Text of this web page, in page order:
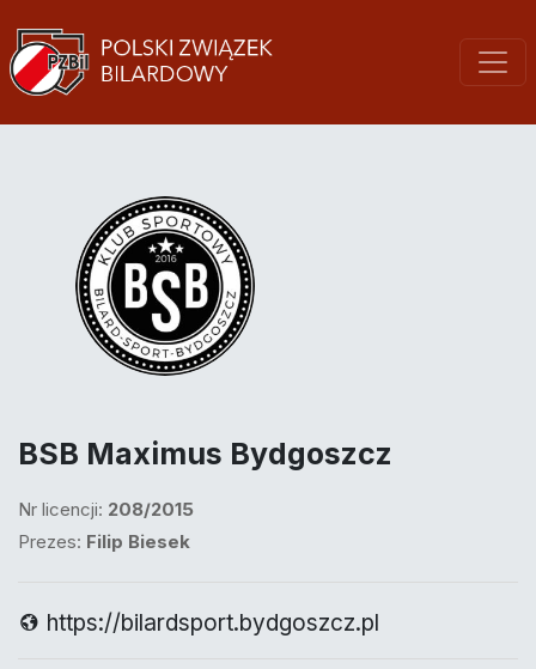
BSB Maximus Bydgoszcz
Nr licencji: 208/2015
Prezes: Filip Biesek
https://bilardsport.bydgoszcz.pl